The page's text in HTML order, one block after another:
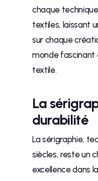
chaque
textiles, laissant
sur chaque
monde fascinant
textile.
La
durabilité
La sérigraphie,
siècles, reste un
excellence dans